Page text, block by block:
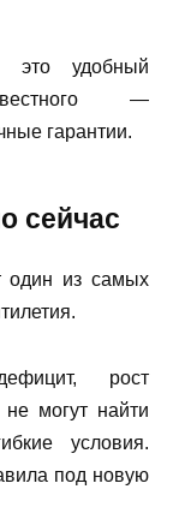
это удобный
—
гарантии.
сейчас
один из самых
рост
не могут найти
условия.
под новую